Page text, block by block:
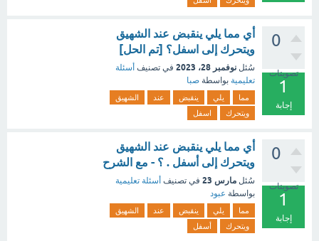
0
تصويتات
1
إجابة
أي مما يلي ينقبض عند الشهيق
ويتحرك إلى اسفل؟ [تم الحل]
سُئل نوفمبر 28، 2023 في تصنيف أسئلة
تعليمية بواسطة صبا
مما يلي ينقبض عند
الشهيق
ويتحرك
اسفل
0
تصويتات
1
إجابة
أي مما يلي ينقبض عند الشهيق
ويتحرك إلى أسفل . ؟ - مع الشرح
سُئل مارس 23 في تصنيف أسئلة تعليمية
بواسطة عبود
مما يلي ينقبض عند
الشهيق
ويتحرك
أسفل